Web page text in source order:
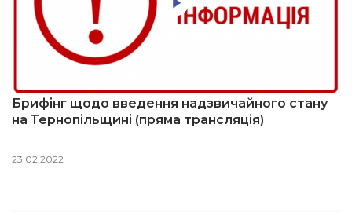
Брифінг щодо введення надзвичайного стану
на Тернопільщині (пряма трансляція)
23.02.2022